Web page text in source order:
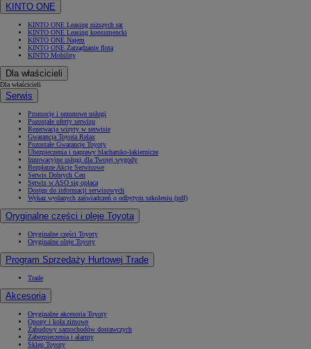
KINTO ONE
KINTO ONE Leasing niższych rat
KINTO ONE Leasing konsumencki
KINTO ONE Najem
KINTO ONE Zarządzanie flotą
KINTO Mobility
Dla właścicieli
Dla właścicieli
Serwis
Promocje i sezonowe usługi
Pozostałe oferty serwisu
Rezerwacja wizyty w serwisie
Gwarancja Toyota Relax
Pozostałe Gwarancje Toyoty
Ubezpieczenia i naprawy blacharsko-lakiernicze
Innowacyjne usługi dla Twojej wygody
Bezpłatne Akcje Serwisowe
Serwis Dobrych Cen
Serwis w ASO się opłaca
Dostęp do informacji serwisowych
Wykaz wydanych zaświadczeń o odbytym szkoleniu (pdf)
Oryginalne części i oleje Toyota
Oryginalne części Toyoty
Oryginalne oleje Toyoty
Program Sprzedaży Hurtowej Trade
Trade
Akcesoria
Oryginalne akcesoria Toyoty
Opony i koła zimowe
Zabudowy samochodów dostawczych
Zabezpieczenia i alarmy
Sklep Toyoty